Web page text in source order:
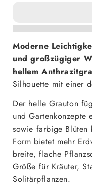
Antik-
Ø
21
-
37
cm
Frostfest
verringern
Ø
21
-
37
cm
Moderne
und großzügiger
hellem
Silhouette mit einer
Der helle Grauton
und Gartenkonzepte
sowie farbige Blüten
Form bietet mehr
breite, flache
Größe für Kräuter,
Solitärpflanzen.